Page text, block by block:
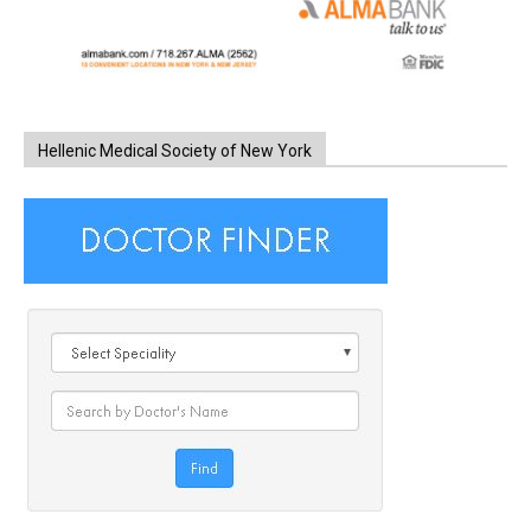
Hellenic Medical Society of New York